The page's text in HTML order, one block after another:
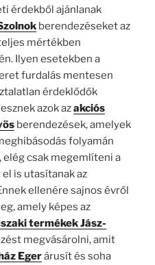
érdekből ajánlanak
berendezéseket az
mértékben
Ilyen esetekben a
furdalás mentesen
érdeklődők
azok azakciós
berendezések, amelyek
folyamán
csak megemlíteni a
is utasítanak az
ellenére sajnos évről
amely képes az
termékek Jász-
megvásárolni, amit
Egerárusít és soha